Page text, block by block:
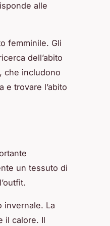
alle
femminile. Gli
dell’abito
che includono
trovare l’abito
un tessuto di
invernale. La
il calore. Il